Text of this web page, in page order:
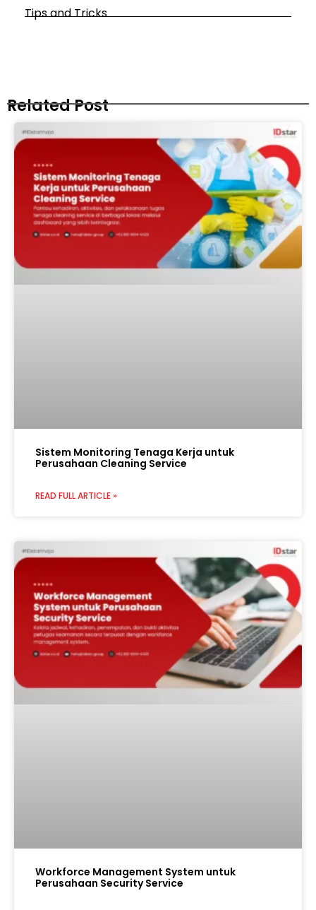
Tips and Tricks
Related Post
Sistem Monitoring Tenaga Kerja untuk
Perusahaan Cleaning Service
READ FULL ARTICLE »
Workforce Management System untuk
Perusahaan Security Service